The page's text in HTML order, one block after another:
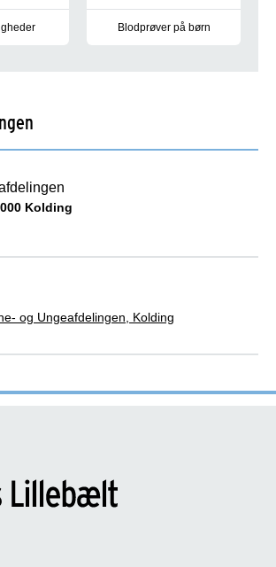
Blodprøver på børn
og Ungeafdelingen, Kolding
Kolding